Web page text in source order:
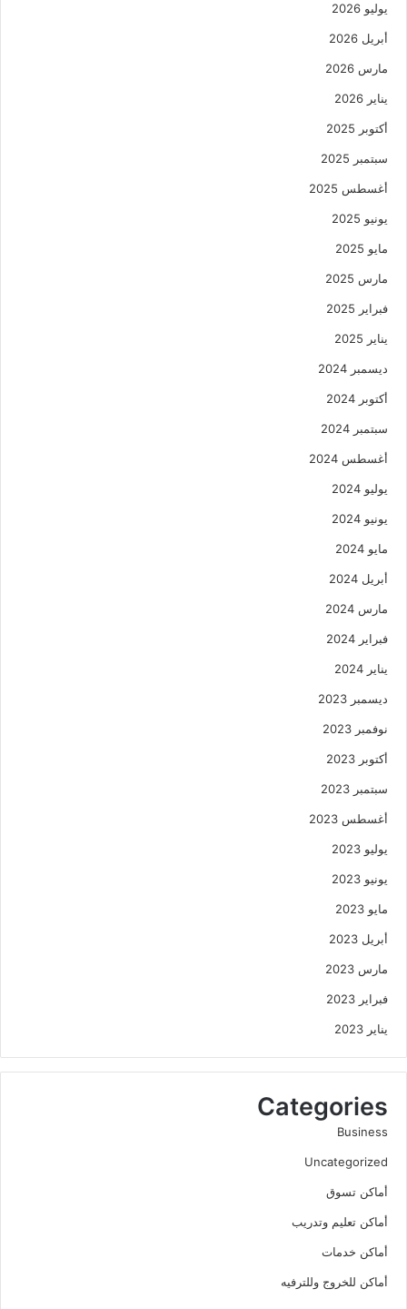
يوليو 2026
أبريل 2026
مارس 2026
يناير 2026
أكتوبر 2025
سبتمبر 2025
أغسطس 2025
يونيو 2025
مايو 2025
مارس 2025
فبراير 2025
يناير 2025
ديسمبر 2024
أكتوبر 2024
سبتمبر 2024
أغسطس 2024
يوليو 2024
يونيو 2024
مايو 2024
أبريل 2024
مارس 2024
فبراير 2024
يناير 2024
ديسمبر 2023
نوفمبر 2023
أكتوبر 2023
سبتمبر 2023
أغسطس 2023
يوليو 2023
يونيو 2023
مايو 2023
أبريل 2023
مارس 2023
فبراير 2023
يناير 2023
Categories
Business
Uncategorized
أماكن تسوق
أماكن تعليم وتدريب
أماكن خدمات
أماكن للخروج وللترفيه